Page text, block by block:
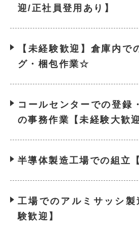
迎/正社員登用あり】
【未経験歓迎】倉庫内で
グ・梱包作業☆
コールセンターでの登録
の事務作業【未経験大歓迎
半導体製造工場での組立
工場でのアルミサッシ
験歓迎】